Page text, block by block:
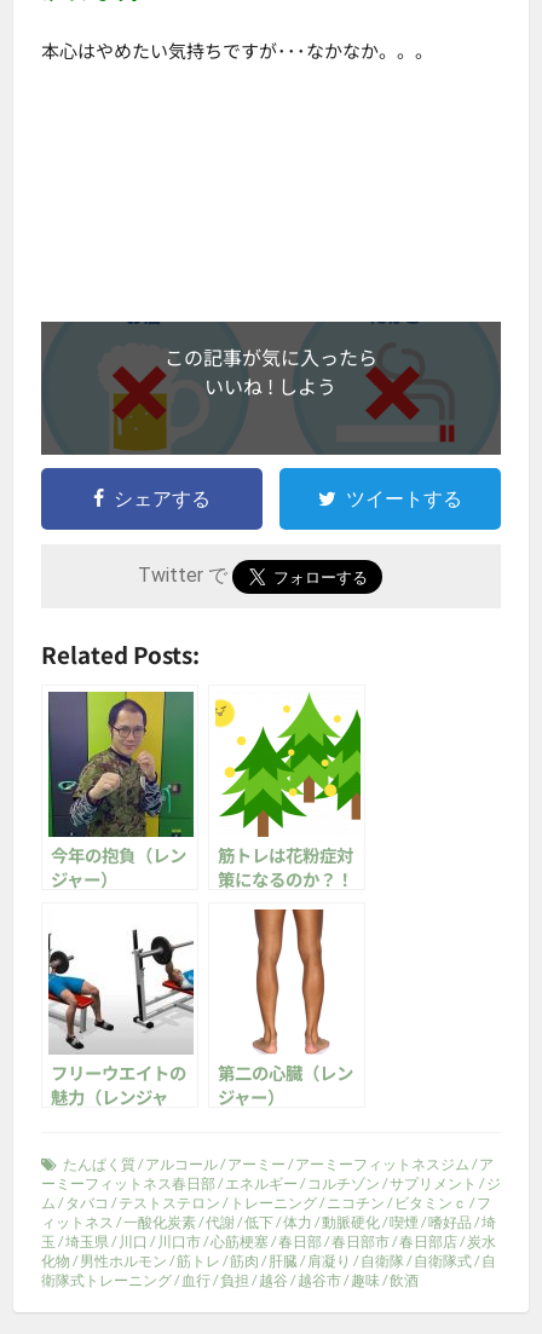
本心はやめたい気持ちですが･･･なかなか。。。
この記事が気に入ったら
いいね ! しよう
シェアする ツイートする
Twitter で
Related Posts:
今年の抱負（レン
ジャー）
筋トレは花粉症対
策になるのか？！
フリーウエイトの
魅力（レンジャ
第二の心臓（レン
ジャー）
たんぱく質/アルコール/アーミー /アーミーフィットネスジム /ア
ーミーフィットネス春日部/エネルギー / コルチゾン /サプリメント /ジ
ム / タバコ /テストステロン / トレーニング/ニコチン / ビタミンｃ /フ
ィットネス /一酸化炭素/代謝/低下/体力 /動脈硬化/喫煙 /嗜好品 /埼
玉 /埼玉県/ 川口 / 川口市/心筋梗塞/春日部/春日部市/春日部店/炭水
化物 /男性ホルモン /筋トレ /筋肉 /肝臓/肩凝り /自衛隊 /自衛隊式/自
衛隊式トレーニング/血行/負担 /越谷 /越谷市/趣味/飲酒